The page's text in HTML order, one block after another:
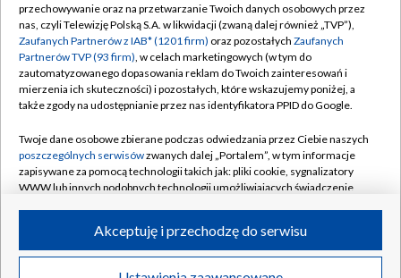
Abonament TVP
Emisja w TVP
Centrum informacji TVP
Naziemna Telewizja Cyfrowa
Rada Programowa
System NOS
Informacje o nadawcy
Program dla prasy
Regulamin TVP
Polityka prywatności
Moje zgody
Pomoc
Kontakt
Kanały
©2026 Telewizja Polska S.A. w likwidacji
przechowywanie oraz na przetwarzanie Twoich danych osobowych przez
nas, czyli Telewizję Polską S.A. w likwidacji (zwaną dalej również „TVP”),
Zaufanych Partnerów z IAB* (1201 firm) oraz pozostałych Zaufanych
Partnerów TVP (93 firm), w celach marketingowych (w tym do
zautomatyzowanego dopasowania reklam do Twoich zainteresowań i
mierzenia ich skuteczności) i pozostałych, które wskazujemy poniżej, a
także zgody na udostępnianie przez nas identyfikatora PPID do Google.
Twoje dane osobowe zbierane podczas odwiedzania przez Ciebie naszych
poszczególnych serwisówzwanych dalej „Portalem”, w tym informacje
zapisywane za pomocą technologii takich jak: pliki cookie, sygnalizatory
WWW lub innych podobnych technologii umożliwiających świadczenie
ruchu w Internecie.
Twoje dane osobowe zbierane podczas odwiedzania przez Ciebie
Akceptuję i przechodzę do serwisu